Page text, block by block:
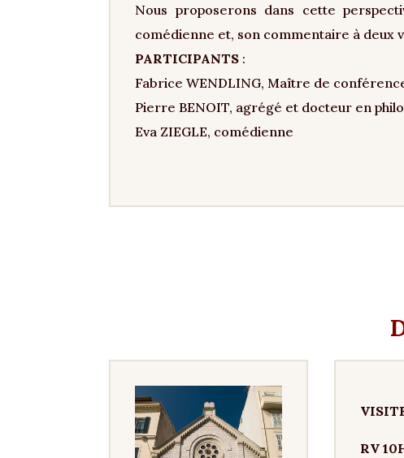
Nous proposerons dans cette
comédienne et, son commentaire à deux
PARTICIPANTS :
Fabrice WENDLING, Maître de
Pierre BENOIT, agrégé et docteur en
Eva ZIEGLE, comédienne
RV